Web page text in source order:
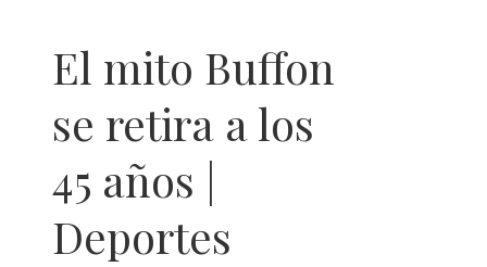
El mito Buffon
se retira a los
45 años |
Deportes